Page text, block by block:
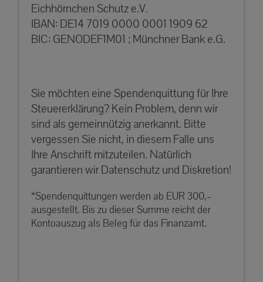
Eichhörnchen Schutz e.V.
IBAN: DE14 7019 0000 0001 1909 62
BIC: GENODEF1M01 ; Münchner Bank e.G.
Sie möchten eine Spendenquittung für Ihre
Steuererklärung? Kein Problem, denn wir
sind als gemeinnützig anerkannt. Bitte
vergessen Sie nicht, in diesem Falle uns
Ihre Anschrift mitzuteilen. Natürlich
garantieren wir Datenschutz und Diskretion!
*Spendenquittungen werden ab EUR 300,–
ausgestellt. Bis zu dieser Summe reicht der
Kontoauszug als Beleg für das Finanzamt.